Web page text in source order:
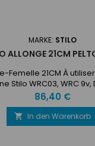
MARKE: STILO
ALLONGE 21CM
Femelle 21CM À
Stilo WRC03, WRC 9v,
Preis
86,40 €
 In den Warenkorb